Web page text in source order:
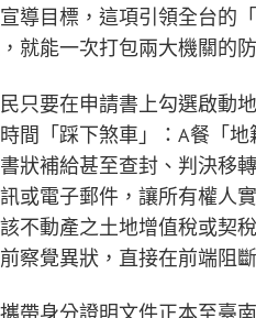
導目標，這項引領全台的
就能一次打包兩大機關的
只要在申請書上勾選啟動
間「踩下煞車」：A餐「
狀補給甚至查封、判決移
或電子郵件，讓所有權人
不動產之土地增值稅或契
察覺異狀，直接在前端阻